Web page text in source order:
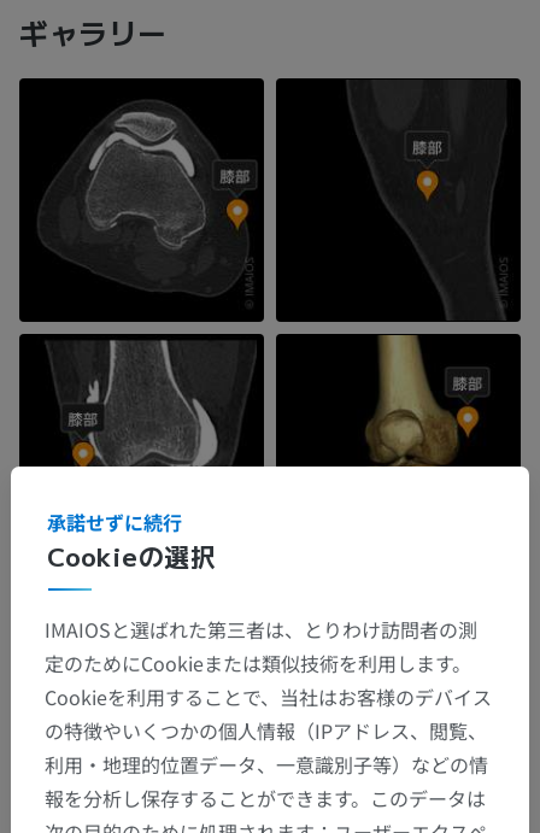
ギャラリー
Cookieの選択
承諾せずに続行
IMAIOSと選ばれた第三者は、とりわけ訪問者の測
定のためにCookieまたは類似技術を利用します。
Cookieを利用することで、当社はお客様のデバイス
の特徴やいくつかの個人情報（IPアドレス、閲覧、
利用・地理的位置データ、一意識別子等）などの情
報を分析し保存することができます。このデータは